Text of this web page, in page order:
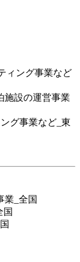
ィング事業など
施設の運営事業
グ事業など_東
業_全国
国